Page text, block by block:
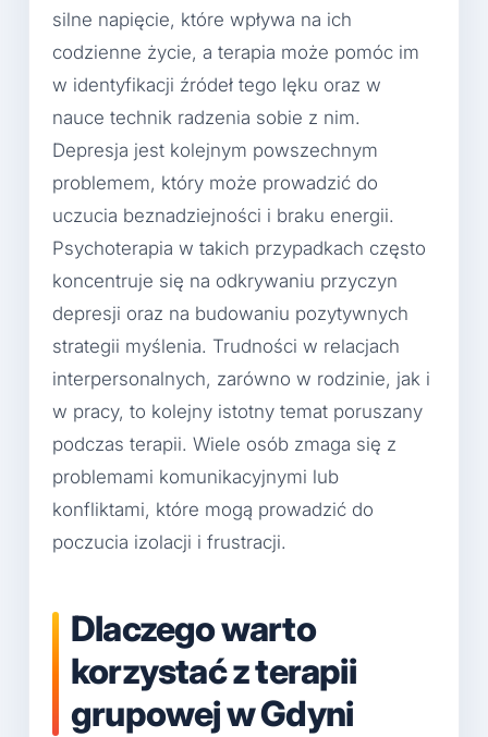
silne napięcie, które wpływa na ich
codzienne życie, a terapia może pomóc im
w identyfikacji źródeł tego lęku oraz w
nauce technik radzenia sobie z nim.
Depresja jest kolejnym powszechnym
problemem, który może prowadzić do
uczucia beznadziejności i braku energii.
Psychoterapia w takich przypadkach często
koncentruje się na odkrywaniu przyczyn
depresji oraz na budowaniu pozytywnych
strategii myślenia. Trudności w relacjach
interpersonalnych, zarówno w rodzinie, jak i
w pracy, to kolejny istotny temat poruszany
podczas terapii. Wiele osób zmaga się z
problemami komunikacyjnymi lub
konfliktami, które mogą prowadzić do
poczucia izolacji i frustracji.
Dlaczego warto
korzystać z terapii
grupowej w Gdyni